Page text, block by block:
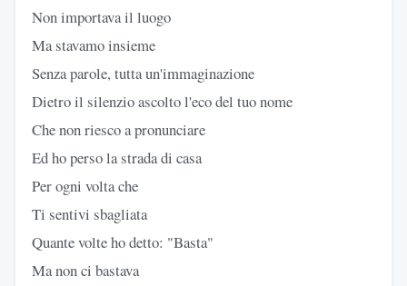
Non importava il luogo
Ma stavamo insieme
Senza parole, tutta un'immaginazione
Dietro il silenzio ascolto l'eco del tuo nome
Che non riesco a pronunciare
Ed ho perso la strada di casa
Per ogni volta che
Ti sentivi sbagliata
Quante volte ho detto: "Basta"
Ma non ci bastava